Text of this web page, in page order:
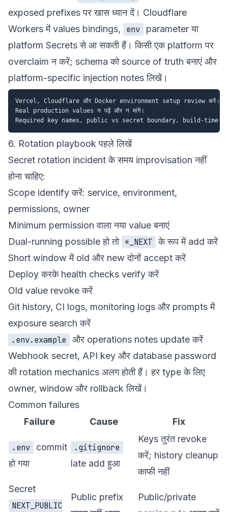
exposed prefixes पर खास ध्यान दें। Cloudflare
Workers में values bindings,
env
parameter या
platform Secrets से आ सकती हैं। किसी एक platform पर
overclaim न करें; schema को source of truth बनाएं और
platform-specific injection notes लिखें।
Vercel, Cloudflare और Docker environment setup review करें।
Real production values न पढ़ें और न मांगें।
6. Rotation playbook पहले लिखें
Secret rotation incident के समय improvisation नहीं
होना चाहिए:
Scope identify करें: service, environment,
permissions, owner
Minimum permission वाला नया value बनाएं
Dual-running possible हो तो *_NEXT के रूप में add करें
Short window में old और new दोनों accept करें
Deploy करके health checks verify करें
Old value revoke करें
Git history, CI logs, monitoring logs और prompts में
exposure search करें
.env.example
और operations notes update करें
Webhook secret, API key और database password
की rotation mechanics अलग होती हैं। हर type के लिए
owner, window और rollback लिखें।
Common failures
Failure
Cause Fix
.env
commit
हो गया
.gitignore
late add हुआ
Keys तुरंत revoke
करें; history cleanup
काफी नहीं
Secret
NEXT_PUBLIC
Public prefix
Public/private